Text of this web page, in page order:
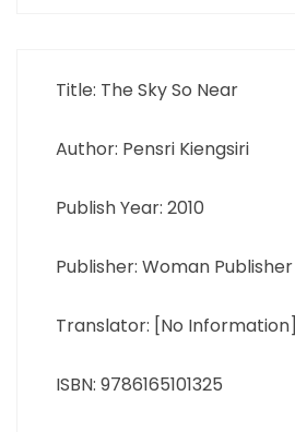
Title: The Sky So Near
Author: Pensri Kiengsiri
Publish Year: 2010
Publisher: Woman Publisher
Translator: [No Information]
ISBN: 9786165101325